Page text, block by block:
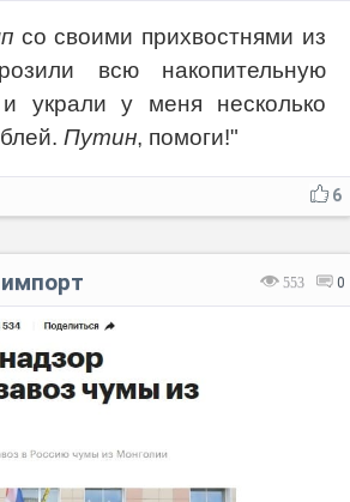
со своими прихвостнями из
всю накопительную
украли у меня несколько
Путин, помоги!"
6
553 0